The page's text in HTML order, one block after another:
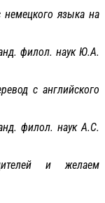
языка на
филол. наук Ю.А.
с английского
филол. наук А.С.
и желаем